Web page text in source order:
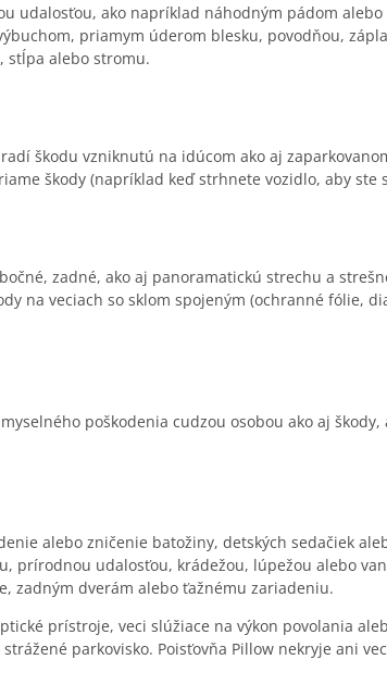
udalosťou, ako napríklad náhodným pádom
priamym úderom blesku, povodňou,
stĺpa alebo stromu.
škodu vzniknutú na idúcom ako aj
škody (napríklad keď strhnete vozidlo, aby ste
zadné, ako aj panoramatickú strechu a
na veciach so sklom spojeným (ochranné fólie,
poškodenia cudzou osobou ako aj
alebo zničenie batožiny, detských sedačiek
prírodnou udalosťou, krádežou, lúpežou alebo
zadným dverám alebo ťažnému zariadeniu.
prístroje, veci slúžiace na výkon povolania
parkovisko. Poisťovňa Pillow nekryje ani